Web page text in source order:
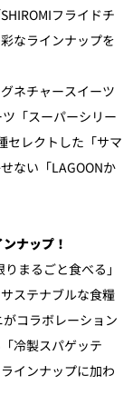
フライドチ
なラインナップを
ネチャースイーツ
「スーパーシリー
セレクトした「サマ
ない「LAGOONか
ナップ！
まるごと食べる」
ステナブルな食糧
コラボレーション
冷製スパゲッテ
インナップに加わ